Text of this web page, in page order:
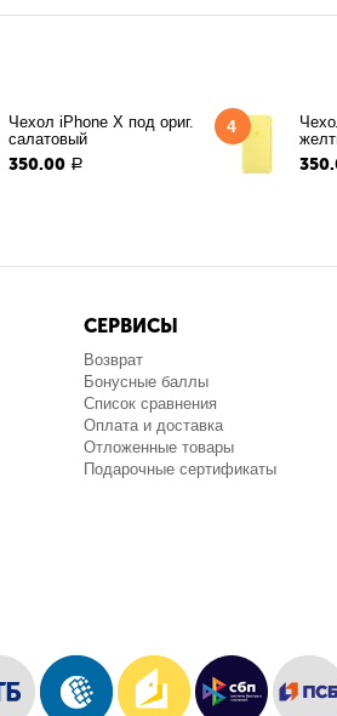
Чехол iPhone X под ориг.
салатовый
350.00 Р
4
СЕРВИСЫ
Возврат
Бонусные баллы
Список сравнения
Оплата и доставка
Отложенные товары
Подарочные сертификаты